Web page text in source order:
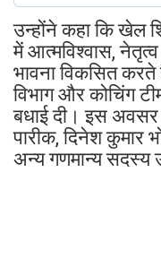
उन्होंने कहा कि खेल
में आत्मविश्वास, नेतृत्व
भावना विकसित
विभाग और कोचिंग
बधाई दी। इस
पारीक, दिनेश कुमार
अन्य गणमान्य सदस्य